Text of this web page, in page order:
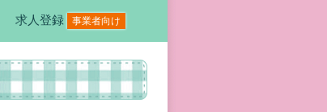
求人登録 事業者向け